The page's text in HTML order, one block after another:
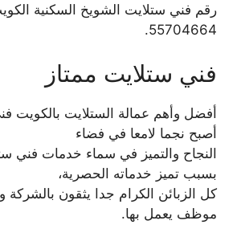
رقم فني ستلايت الشويخ السكنية
55704664.
فني ستلايت ممتاز
أفضل وأهم عمالة الستلايت بالكويت
أصبح نجما لامعا في فضاء
النجاح والتميز في سماء خدمات فني
بسبب تميز خدماته الحصرية،
كل الزبائن الكرام جدا يثقون بالشركة
موظف يعمل بها.